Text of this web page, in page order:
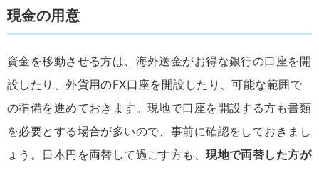
現金の用意
資金を移動させる方は、海外送金がお得な銀行の口座を開
設したり、外貨用のFX口座を開設したり、可能な範囲で
の準備を進めておきます。現地で口座を開設する方も書類
を必要とする場合が多いので、事前に確認をしておきまし
ょう。日本円を両替して過ごす方も、現地で両替した方が